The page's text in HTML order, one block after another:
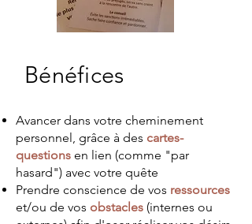
Bénéfices
Avancer dans votre cheminement
personnel, grâce à des cartes-
questions en lien (comme "par
hasard") avec votre quête
Prendre conscience de vos ressources
et/ou de vos obstacles (internes ou